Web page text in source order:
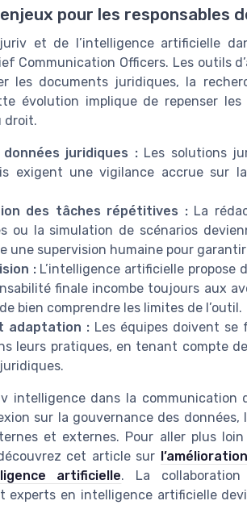
pour les responsables
et de l’intelligence artificielle
Communication Officers. Les outils
les documents juridiques, la
évolution implique de repenser
droit.
juridiques :Les solutions
exigent une vigilance accrue sur
des tâches répétitives :La
ou la simulation de scénarios
une supervision humaine pour
:L’intelligence artificielle propose
finale incombe toujours aux
bien comprendre les limites de l’outil.
adaptation : Les équipes doivent
leurs pratiques, en tenant compte
intelligence dans la
sur la gouvernance des
et externes. Pour aller plus
cet article sur
artificielle. La collaboration
experts en intelligence artificielle